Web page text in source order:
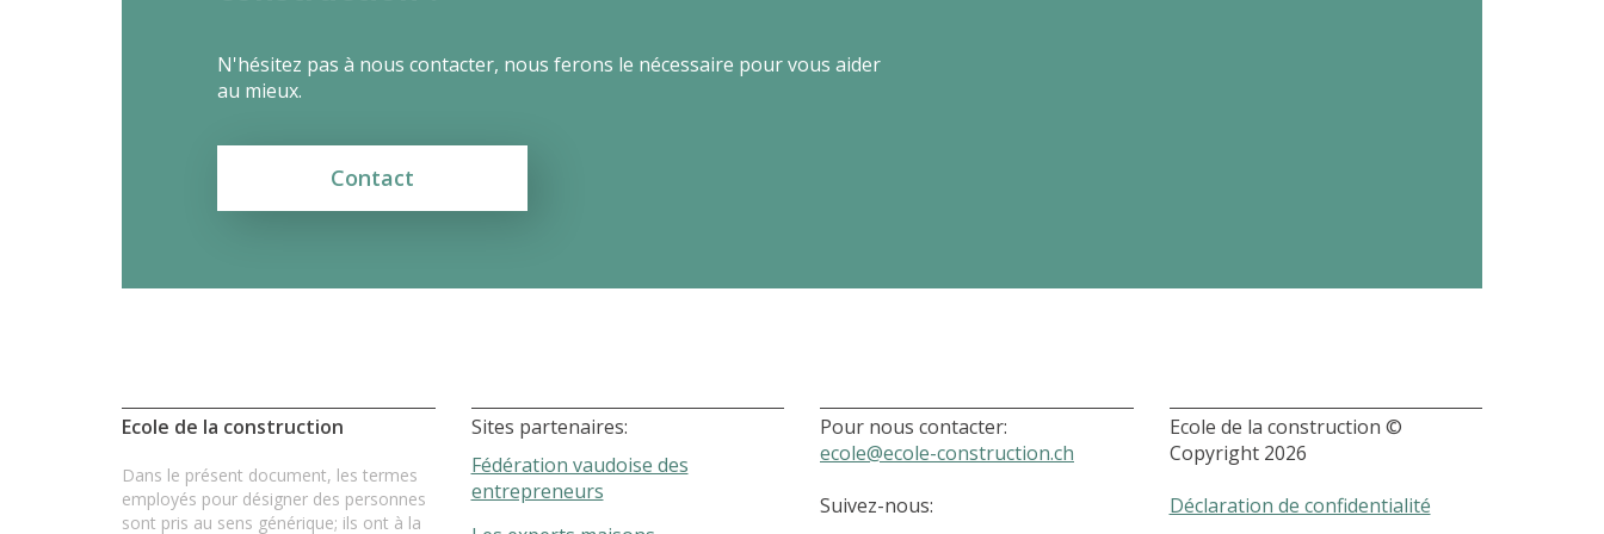
N'hésitez pas à nous contacter, nous ferons le nécessaire pour vous aider
au mieux.
Contact
Ecole de la construction
Dans le présent document, les termes
employés pour désigner des personnes
sont pris au sens générique; ils ont à la
Sites partenaires:
Fédération vaudoise des
entrepreneurs
Pour nous contacter:
ecole@ecole-construction.ch
Suivez-nous:
Ecole de la construction ©
Copyright 2026
Déclaration de confidentialité